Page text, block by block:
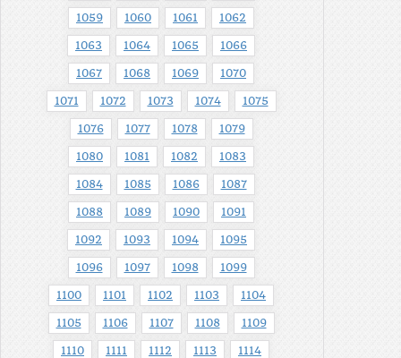
1059 1060 1061 1062
1063 1064 1065 1066
1067 1068 1069 1070
1071 1072 1073 1074 1075
1076 1077 1078 1079
1080 1081 1082 1083
1084 1085 1086 1087
1088 1089 1090 1091
1092 1093 1094 1095
1096 1097 1098 1099
1100 1101 1102 1103 1104
1105 1106 1107 1108 1109
1110 1111 1112 1113 1114